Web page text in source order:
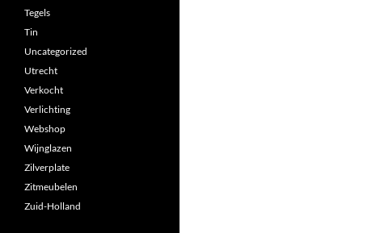
Tegels
Tin
Uncategorized
Utrecht
Verkocht
Verlichting
Webshop
Wijnglazen
Zilverplate
Zitmeubelen
Zuid-Holland